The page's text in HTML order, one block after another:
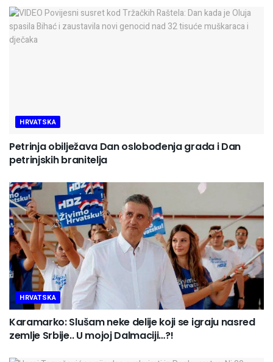
HRVATSKA
Petrinja obilježava Dan oslobođenja grada i Dan
petrinjskih branitelja
HRVATSKA
Karamarko: Slušam neke delije koji se igraju nasred
zemlje Srbije.. U mojoj Dalmaciji…?!